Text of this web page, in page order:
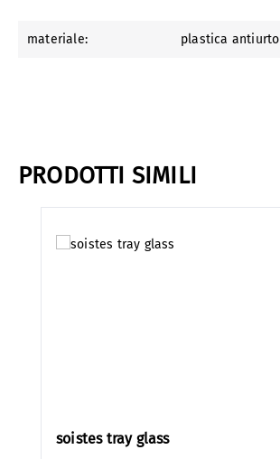
materiale: plastica antiurto
PRODOTTI SIMILI
soistes tray glass